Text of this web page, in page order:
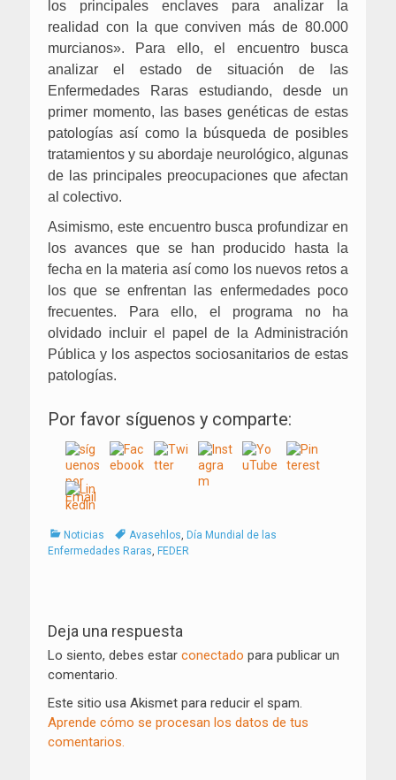
los principales enclaves para analizar la
realidad con la que conviven más de 80.000
murcianos». Para ello, el encuentro busca
analizar el estado de situación de las
Enfermedades Raras estudiando, desde un
primer momento, las bases genéticas de estas
patologías así como la búsqueda de posibles
tratamientos y su abordaje neurológico, algunas
de las principales preocupaciones que afectan
al colectivo.
Asimismo, este encuentro busca profundizar en
los avances que se han producido hasta la
fecha en la materia así como los nuevos retos a
los que se enfrentan las enfermedades poco
frecuentes. Para ello, el programa no ha
olvidado incluir el papel de la Administración
Pública y los aspectos sociosanitarios de estas
patologías.
Por favor síguenos y comparte:
Categorías
Noticias TagsAvasehlos Día Mundial de las
Enfermedades Raras FEDER
de
entradas
Deja una respuesta
Lo siento, debes estar conectado para publicar un
comentario.
Este sitio usa Akismet para reducir el spam.
Aprende cómo se procesan los datos de tus
comentarios.